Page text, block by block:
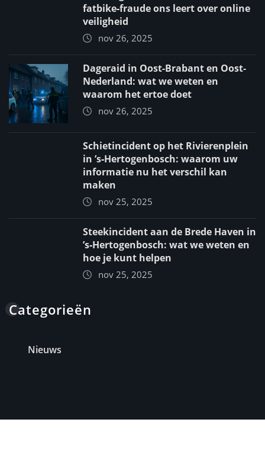
fatbike‑fraude ons leert over online
veiligheid
nov 26, 2025
Dageraid in Oost-Brabant en Oost-
Nederland: wat we weten en
waarom het ertoe doet
nov 26, 2025
Schietincident op het Rivierenplein
in ’s‑Hertogenbosch: waarom uw
informatie nu het verschil kan
maken
nov 25, 2025
Steekincident aan de Brede Haven in
’s‑Hertogenbosch: wat we weten en
hoe je kunt helpen
nov 25, 2025
Categorieën
Nieuws